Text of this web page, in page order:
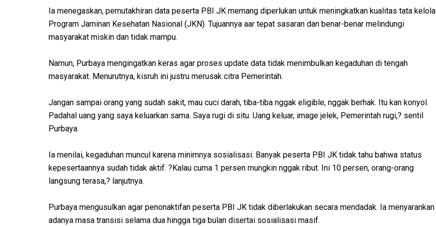
Ia menegaskan, pemutakhiran data peserta PBI JK memang diperlukan untuk meningkatkan kualitas tata kelola
Program Jaminan Kesehatan Nasional (JKN). Tujuannya aar tepat sasaran dan benar-benar melindungi
masyarakat miskin dan tidak mampu.
Namun, Purbaya mengingatkan keras agar proses update data tidak menimbulkan kegaduhan di tengah
masyarakat. Menurutnya, kisruh ini justru merusak citra Pemerintah.
Jangan sampai orang yang sudah sakit, mau cuci darah, tiba-tiba nggak eligible, nggak berhak. Itu kan konyol.
Padahal uang yang saya keluarkan sama. Saya rugi di situ. Uang keluar, image jelek, Pemerintah rugi,? sentil
Purbaya.
Ia menilai, kegaduhan muncul karena minimnya sosialisasi. Banyak peserta PBI JK tidak tahu bahwa status
kepesertaannya sudah tidak aktif. ?Kalau cuma 1 persen mungkin nggak ribut. Ini 10 persen, orang-orang
langsung terasa,? lanjutnya.
Purbaya mengusulkan agar penonaktifan peserta PBI JK tidak diberlakukan secara mendadak. Ia menyarankan
adanya masa transisi selama dua hingga tiga bulan disertai sosialisasi masif.